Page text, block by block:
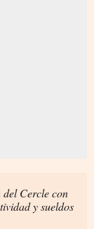
Cercle con
y sueldos